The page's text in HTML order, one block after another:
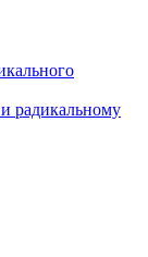
радикальному